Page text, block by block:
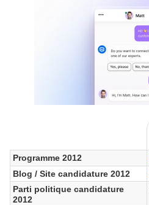
Programme 2012
Blog / Site candidature 2012
Parti politique candidature
2012